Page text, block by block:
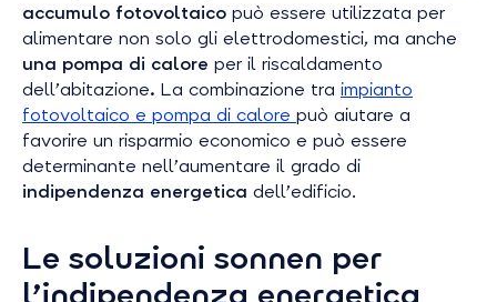
accumulo fotovoltaico può essere utilizzata per
alimentare non solo gli elettrodomestici, ma anche
una pompa di calore per il riscaldamento
dell’abitazione. La combinazione tra impianto
fotovoltaico e pompa di calore può aiutare a
favorire un risparmio economico e può essere
determinante nell’aumentare il grado di
indipendenza energetica dell’edificio.
Le soluzioni sonnen per
l’indipendenza energetica